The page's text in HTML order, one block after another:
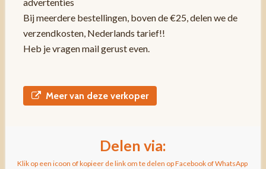
Bij meerdere bestellingen, boven de €25, delen we de
verzendkosten, Nederlands tarief!!
Heb je vragen mail gerust even.
Meer van deze verkoper
Delen via:
Klik op een icoon of kopieer de link om te delen op Facebook of WhatsApp